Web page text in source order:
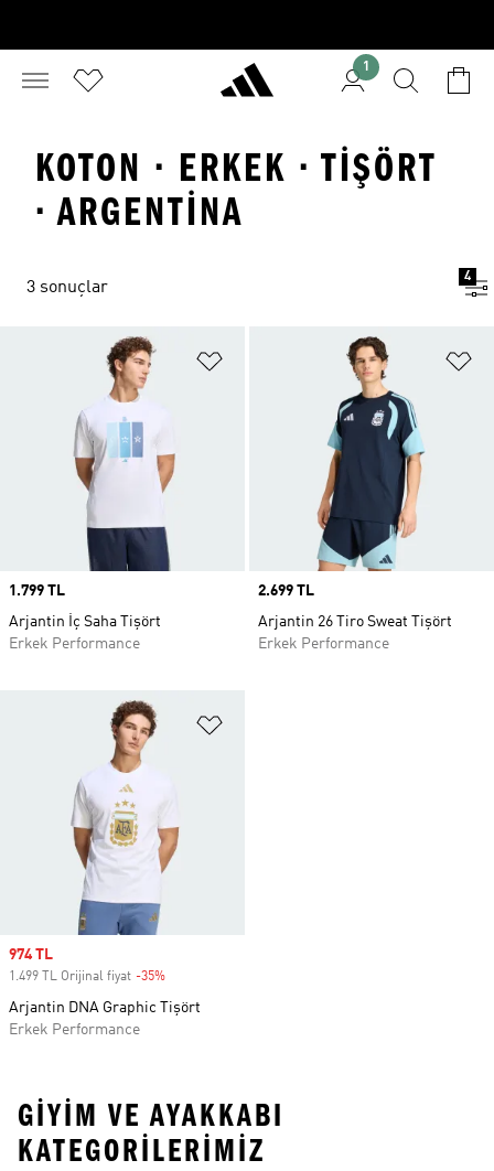
1
KOTON · ERKEK · TIŞÖRT
· ARGENTINA
3 sonuçlar
4
Favori Listesine Ekle
Price
1.799 TL
Arjantin İç Saha Tişört
Erkek Performance
Price
2.699 TL
Arjantin 26 Tiro Sweat Tişört
Erkek Performance
Sale price
974 TL
1.499 TL Orijinal fiyat -35%
Arjantin DNA Graphic Tişört
Erkek Performance
GIYIM VE AYAKKABI
KATEGORILERIMIZ